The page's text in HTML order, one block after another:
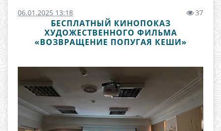
06.01.2025 13:18 37
БЕСПЛАТНЫЙ КИНОПОКАЗ
ХУДОЖЕСТВЕННОГО ФИЛЬМА
«ВОЗВРАЩЕНИЕ ПОПУГАЯ КЕШИ»